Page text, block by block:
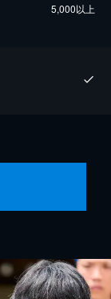
5,000以上